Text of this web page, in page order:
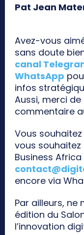
Pat Jean
Avez-vous
sans doute
canal
WhatsApp
infos
Aussi, merci
commentaire
Vous
vous souhaitez
Business
encore via
Par ailleurs, ne
édition du
l’innovation